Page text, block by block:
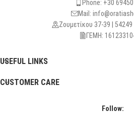
Phone: +30
Mail:
Ζουμετίκου 37-39 |
ΓΕΜΗ:
USEFUL LINKS
CUSTOMER CARE
Follow: